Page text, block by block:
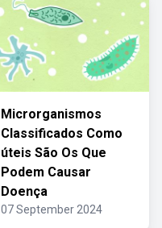
Microrganismos
Classificados Como
úteis São Os Que
Podem Causar
Doença
07 September 2024